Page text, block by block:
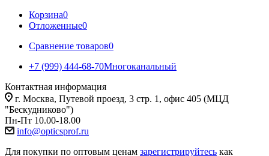
Корзина0
Отложенные0
Сравнение товаров0
+7 (999) 444-68-70Многоканальный
Контактная информация
г. Москва, Путевой проезд, 3 стр. 1, офис 405 (МЦД
"Бескудниково")
Пн-Пт 10.00-18.00
info@opticsprof.ru
Для покупки по оптовым ценам зарегистрируйтесь как